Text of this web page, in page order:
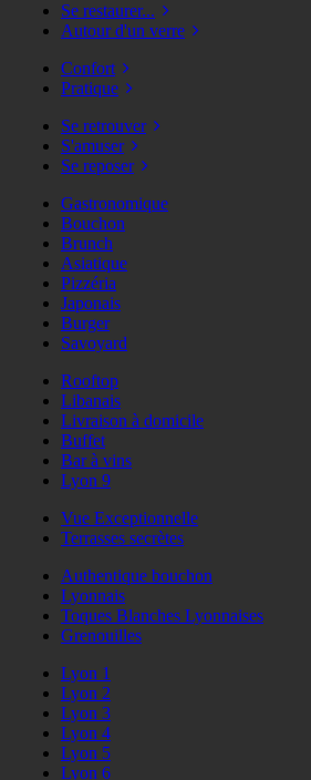
Se restaurer...
Autour d'un verre
Confort
Pratique
Se retrouver
S'amuser
Se reposer
Gastronomique
Bouchon
Brunch
Asiatique
Pizzéria
Japonais
Burger
Savoyard
Rooftop
Libanais
Livraison à domicile
Buffet
Bar à vins
Lyon 9
Vue Exceptionnelle
Terrasses secrètes
Authentique bouchon
Lyonnais
Toques Blanches Lyonnaises
Grenouilles
Lyon 1
Lyon 2
Lyon 3
Lyon 4
Lyon 5
Lyon 6